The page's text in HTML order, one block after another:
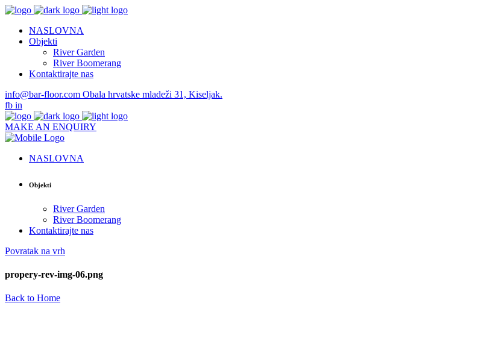
NASLOVNA
Objekti
River Garden
River Boomerang
Kontaktirajte nas
info@bar-floor.com Obala hrvatske mladeži 31, Kiseljak.
fb in
MAKE AN ENQUIRY
NASLOVNA
Objekti
River Garden
River Boomerang
Kontaktirajte nas
Povratak na vrh
propery-rev-img-06.png
Back to Home